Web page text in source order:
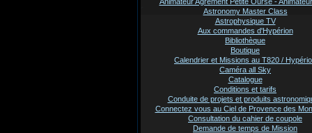
Astronomy Master Class
Astrophysique TV
Aux commandes d'Hypérion
Bibliothèque
Boutique
Calendrier et Missions au T820 /
Caméra all Sky
Catalogue
Conditions et tarifs
Conduite de projets et produits
Connectez vous au Ciel de Provence des
Consultation du cahier de coupole
Demande de temps de Mission